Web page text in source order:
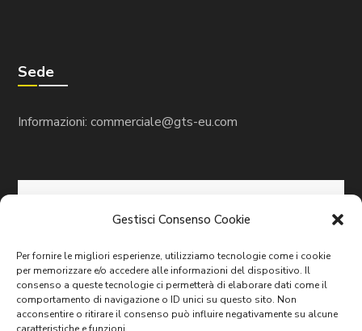
Gestisci Consenso Cookie
Per fornire le migliori esperienze, utilizziamo tecnologie come i cookie
per memorizzare e/o accedere alle informazioni del dispositivo. Il
consenso a queste tecnologie ci permetterà di elaborare dati come il
comportamento di navigazione o ID unici su questo sito. Non
acconsentire o ritirare il consenso può influire negativamente su alcune
Sede
Informazioni:commerciale@gts-eu.com